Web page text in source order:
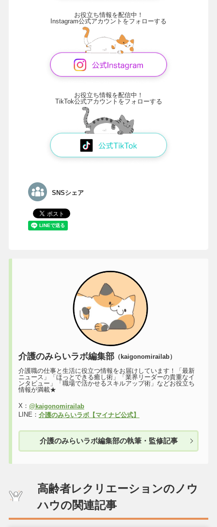
お役立ち情報を配信中！
Instagram公式アカウントをフォローする
お役立ち情報を配信中！
TikTok公式アカウントをフォローする
SNSシェア
介護のみらいラボ編集部（kaigonomirailab）
介護職の仕事と生活に役立つ情報をお届けしています！「最新
ニュース」「ほっとできる癒し術」「業界リーダーの貴重なイ
ンタビュー」「職場で活かせるスキルアップ術」などお役立ち
情報が満載★
X： @kaigonomirailab
LINE： 介護のみらいラボ【マイナビ公式】
介護のみらいラボ編集部の執筆・監修記事
高齢者レクリエーションのノウ
ハウの関連記事